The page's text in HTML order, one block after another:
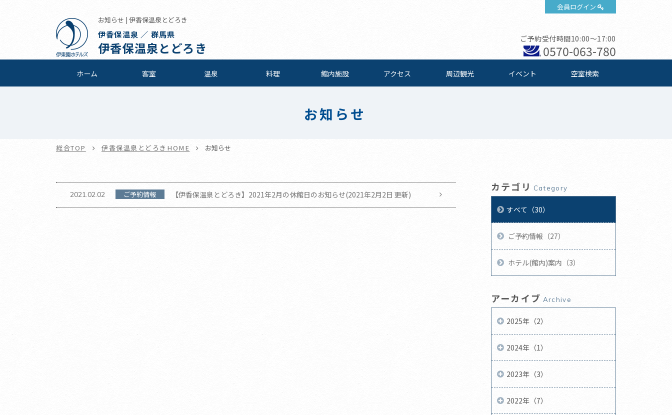
会員ログイン
お知らせ | 伊香保温泉とどろき
伊香保温泉 ／ 群馬県
伊香保温泉とどろき
ご予約受付時間10:00～17:00
0570-063-780
ホーム 客室 温泉 料理 館内施設 アクセス 周辺観光 イベント 空室検索
お知らせ
総合TOP 伊香保温泉とどろきHOME お知らせ
2021.02.02 ご予約情報 【伊香保温泉とどろき】2021年2月の休館日のお知らせ(2021年2月2日 更新)
カテゴリ Category
すべて（30）
ご予約情報（27）
ホテル(館内)案内（3）
アーカイブ Archive
2025年（2）
2024年（1）
2023年（3）
2022年（7）